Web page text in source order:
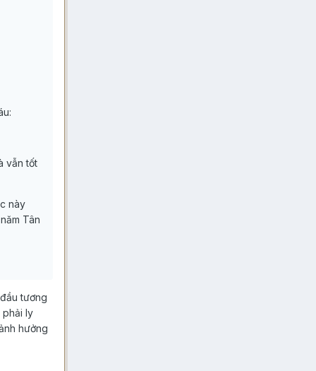
vẫn tốt
này
Tân
tương
phải ly
hưởng